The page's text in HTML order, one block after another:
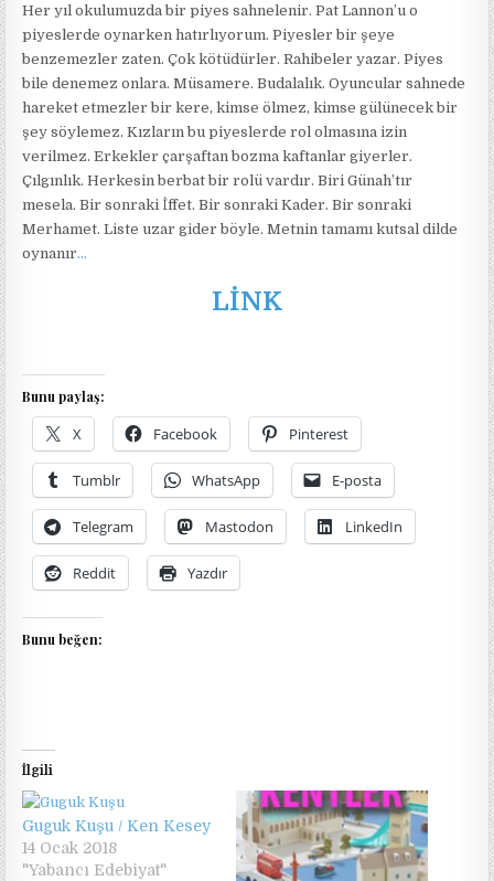
Her yıl okulumuzda bir piyes sahnelenir. Pat Lannon’u o
piyeslerde oynarken hatırlıyorum. Piyesler bir şeye
benzemezler zaten. Çok kötüdürler. Rahibeler yazar. Piyes
bile denemez onlara. Müsamere. Budalalık. Oyuncular sahnede
hareket etmezler bir kere, kimse ölmez, kimse gülünecek bir
şey söylemez. Kızların bu piyeslerde rol olmasına izin
verilmez. Erkekler çarşaftan bozma kaftanlar giyerler.
Çılgınlık. Herkesin berbat bir rolü vardır. Biri Günah’tır
mesela. Bir sonraki İffet. Bir sonraki Kader. Bir sonraki
Merhamet. Liste uzar gider böyle. Metnin tamamı kutsal dilde
oynanır…
LİNK
Bunu paylaş:
X Facebook Pinterest
Tumblr WhatsApp E-posta
Telegram Mastodon LinkedIn
Reddit Yazdır
Bunu beğen:
İlgili
Guguk Kuşu / Ken Kesey
14 Ocak 2018
"Yabancı Edebiyat"